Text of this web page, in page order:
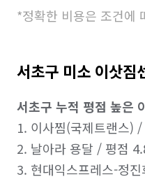
*정확한 비용은 조건에
서초구 미소 이삿짐
서초구 누적 평점 높은
1. 이사찜(국제트랜스)
2. 날아라 용달 / 평점
3. 현대익스프레스-정